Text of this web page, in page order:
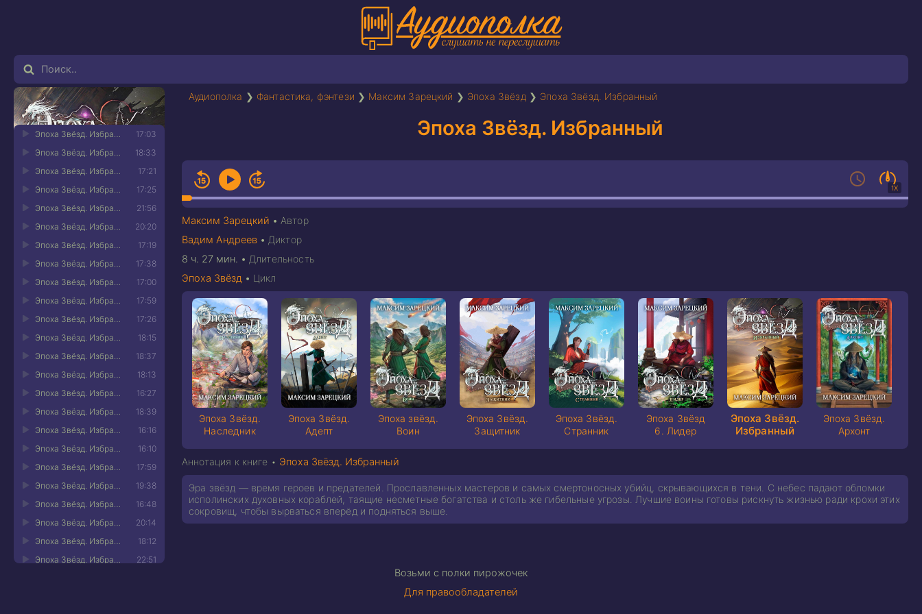
Аудиополка ❯ Фантастика, фэнтези ❯ Максим Зарецкий ❯ Эпоха Звёзд ❯ Эпоха Звёзд. Избранный
Эпоха Звёзд. Избранный
1X
Максим Зарецкий • Автор
Вадим Андреев • Диктор
8 ч. 27 мин. • Длительность
17:03
Эпоха Звёзд. Избранный 01
18:33
Эпоха Звёзд. Избранный 02
17:21
Эпоха Звёзд. Избранный 03
17:25
Эпоха Звёзд. Избранный 04
21:56
Эпоха Звёзд. Избранный 05
20:20
Эпоха Звёзд. Избранный 06
17:19
Эпоха Звёзд. Избранный 07
17:38
Эпоха Звёзд. Избранный 08
17:00
Эпоха Звёзд. Избранный 09
17:59
Эпоха Звёзд. Избранный 10
17:26
Эпоха Звёзд. Избранный 11
18:15
Эпоха Звёзд. Избранный 12
18:37
Эпоха Звёзд. Избранный 13
18:13
Эпоха Звёзд. Избранный 14
16:27
Эпоха Звёзд. Избранный 15
18:39
Эпоха Звёзд. Избранный 16
16:16
Эпоха Звёзд. Избранный 17
16:10
Эпоха Звёзд. Избранный 18
17:59
Эпоха Звёзд. Избранный 19
19:38
Эпоха Звёзд. Избранный 20
16:48
Эпоха Звёзд. Избранный 21
20:14
Эпоха Звёзд. Избранный 22
18:12
Эпоха Звёзд. Избранный 23
22:51
Эпоха Звёзд. Избранный 24
Эпоха Звёзд • Цикл
Эпоха Звёзд.
Наследник
Эпоха Звёзд.
Адепт
Эпоха звёзд.
Воин
Эпоха Звёзд.
Защитник
Эпоха Звёзд.
Странник
Эпоха Звёзд
6. Лидер
Эпоха Звёзд.
Избранный
Эпоха Звёзд.
Архонт
Аннотация к книге • Эпоха Звёзд. Избранный
Эра звёзд — время героев и предателей. Прославленных мастеров и самых смертоносных убийц, скрывающихся в тени. С небес падают обломки
исполинских духовных кораблей, таящие несметные богатства и столь же гибельные угрозы. Лучшие воины готовы рискнуть жизнью ради крохи этих
сокровищ, чтобы вырваться вперёд и подняться выше.
Возьми с полки пирожочек
Для правообладателей